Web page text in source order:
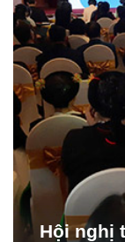
Hội nghị